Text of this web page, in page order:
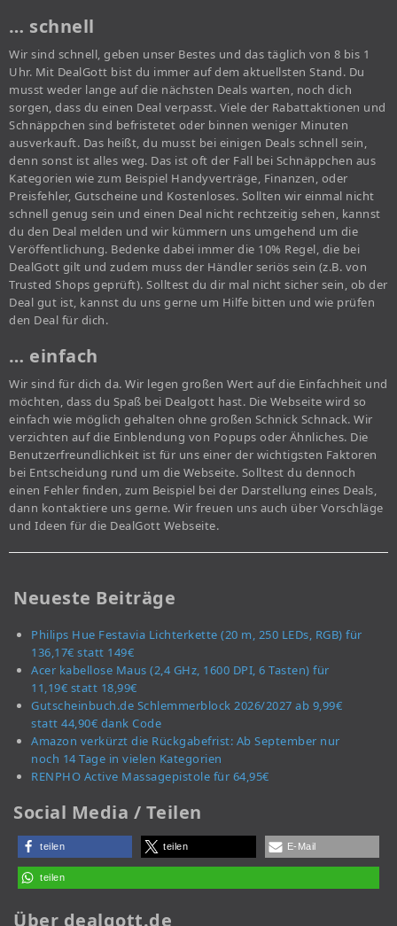
… schnell
Wir sind schnell, geben unser Bestes und das täglich von 8 bis 1
Uhr. Mit DealGott bist du immer auf dem aktuellsten Stand. Du
musst weder lange auf die nächsten Deals warten, noch dich
sorgen, dass du einen Deal verpasst. Viele der Rabattaktionen und
Schnäppchen sind befristetet oder binnen weniger Minuten
ausverkauft. Das heißt, du musst bei einigen Deals schnell sein,
denn sonst ist alles weg. Das ist oft der Fall bei Schnäppchen aus
Kategorien wie zum Beispiel Handyverträge, Finanzen, oder
Preisfehler, Gutscheine und Kostenloses. Sollten wir einmal nicht
schnell genug sein und einen Deal nicht rechtzeitig sehen, kannst
du den Deal melden und wir kümmern uns umgehend um die
Veröffentlichung. Bedenke dabei immer die 10% Regel, die bei
DealGott gilt und zudem muss der Händler seriös sein (z.B. von
Trusted Shops geprüft). Solltest du dir mal nicht sicher sein, ob der
Deal gut ist, kannst du uns gerne um Hilfe bitten und wie prüfen
den Deal für dich.
… einfach
Wir sind für dich da. Wir legen großen Wert auf die Einfachheit und
möchten, dass du Spaß bei Dealgott hast. Die Webseite wird so
einfach wie möglich gehalten ohne großen Schnick Schnack. Wir
verzichten auf die Einblendung von Popups oder Ähnliches. Die
Benutzerfreundlichkeit ist für uns einer der wichtigsten Faktoren
bei Entscheidung rund um die Webseite. Solltest du dennoch
einen Fehler finden, zum Beispiel bei der Darstellung eines Deals,
dann kontaktiere uns gerne. Wir freuen uns auch über Vorschläge
und Ideen für die DealGott Webseite.
Neueste Beiträge
Philips Hue Festavia Lichterkette (20 m, 250 LEDs, RGB) für
136,17€ statt 149€
Acer kabellose Maus (2,4 GHz, 1600 DPI, 6 Tasten) für
11,19€ statt 18,99€
Gutscheinbuch.de Schlemmerblock 2026/2027 ab 9,99€
statt 44,90€ dank Code
Amazon verkürzt die Rückgabefrist: Ab September nur
noch 14 Tage in vielen Kategorien
RENPHO Active Massagepistole für 64,95€
Social Media / Teilen
teilen teilen E-Mail
teilen
Über dealgott.de